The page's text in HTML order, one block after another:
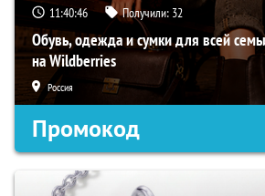
11:40:45 Получили: 32
Обувь, одежда и сумки для всей
на Wildberries
Россия
Промокод